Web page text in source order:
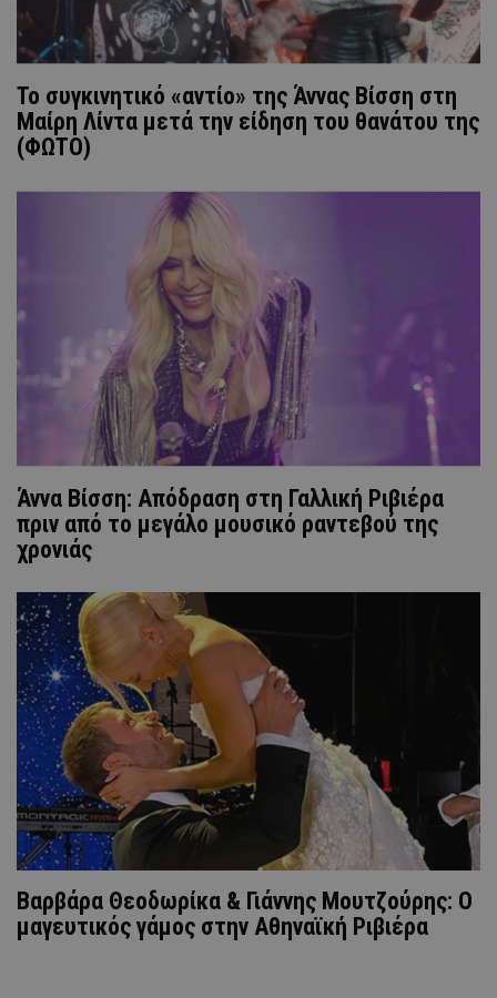
Το συγκινητικό «αντίο» της Άννας Βίσση στη
Μαίρη Λίντα μετά την είδηση του θανάτου της
(ΦΩΤΟ)
Άννα Βίσση: Απόδραση στη Γαλλική Ριβιέρα
πριν από το μεγάλο μουσικό ραντεβού της
χρονιάς
Βαρβάρα Θεοδωρίκα & Γιάννης Μουτζούρης: Ο
μαγευτικός γάμος στην Αθηναϊκή Ριβιέρα